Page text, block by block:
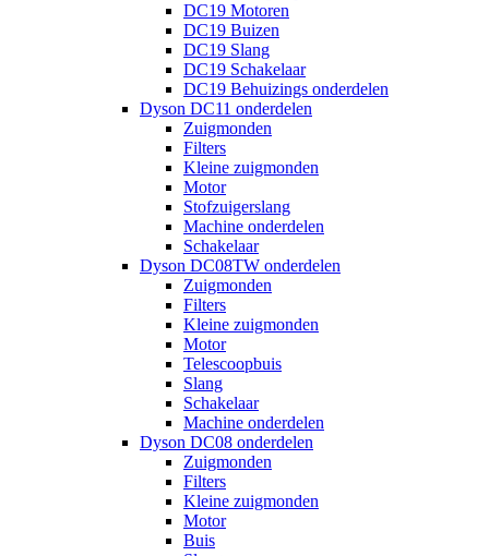
DC19 Motoren
DC19 Buizen
DC19 Slang
DC19 Schakelaar
DC19 Behuizings onderdelen
Dyson DC11 onderdelen
Zuigmonden
Filters
Kleine zuigmonden
Motor
Stofzuigerslang
Machine onderdelen
Schakelaar
Dyson DC08TW onderdelen
Zuigmonden
Filters
Kleine zuigmonden
Motor
Telescoopbuis
Slang
Schakelaar
Machine onderdelen
Dyson DC08 onderdelen
Zuigmonden
Filters
Kleine zuigmonden
Motor
Buis